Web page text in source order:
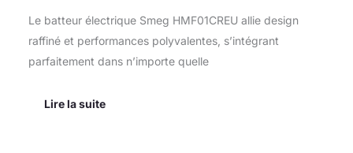
Le batteur électrique Smeg HMF01CREU allie design
raffiné et performances polyvalentes, s’intégrant
parfaitement dans n’importe quelle
Lire la suite